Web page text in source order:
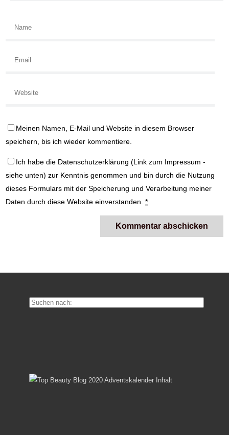
Meinen Namen, E-Mail und Website in diesem Browser
speichern, bis ich wieder kommentiere.
Ich habe die Datenschutzerklärung (Link zum Impressum -
siehe unten) zur Kenntnis genommen und bin durch die Nutzung
dieses Formulars mit der Speicherung und Verarbeitung meiner
Daten durch diese Website einverstanden.*